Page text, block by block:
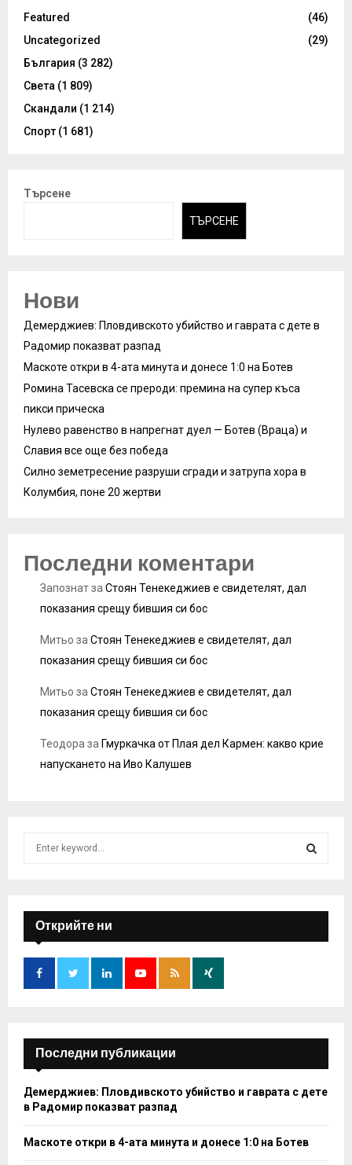
Featured
(46)
Uncategorized
(29)
България (3 282)
Света (1 809)
Скандали (1 214)
Спорт (1 681)
Търсене
ТЪРСЕНЕ
Нови
Демерджиев: Пловдивското убийство и гаврата с дете в
Радомир показват разпад
Маскоте откри в 4-ата минута и донесе 1:0 на Ботев
Ромина Тасевска се прероди: премина на супер къса
пикси прическа
Нулево равенство в напрегнат дуел — Ботев (Враца) и
Славия все още без победа
Силно земетресение разруши сгради и затрупа хора в
Колумбия, поне 20 жертви
Последни коментари
ЗапознатзаСтоян Тенекеджиев е свидетелят, дал
показания срещу бившия си бос
Митьо заСтоян Тенекеджиев е свидетелят, дал
показания срещу бившия си бос
Митьо заСтоян Тенекеджиев е свидетелят, дал
показания срещу бившия си бос
Теодораза Гмуркачка от Плая дел Кармен: какво крие
напускането на Иво Калушев
f
o
:
E
A
H
Открийте ни
Последни публикации
Демерджиев: Пловдивското убийство и гаврата с дете
в Радомир показват разпад
Маскоте откри в 4-ата минута и донесе 1:0 на Ботев